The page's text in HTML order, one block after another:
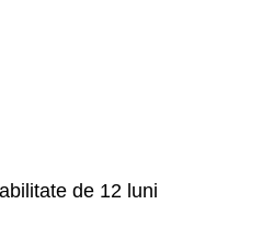
de 12 luni